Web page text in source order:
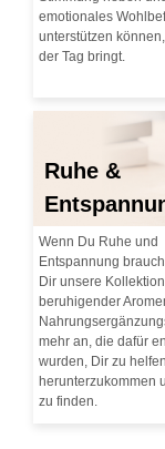
emotionales
unterstützen
der Tag bringt.
Ruhe &
Wenn Du Ruhe und
Entspannung
Dir unsere Kollektion
beruhigender
mehr an, die dafür
wurden, Dir zu
herunterzukommen
zu finden.